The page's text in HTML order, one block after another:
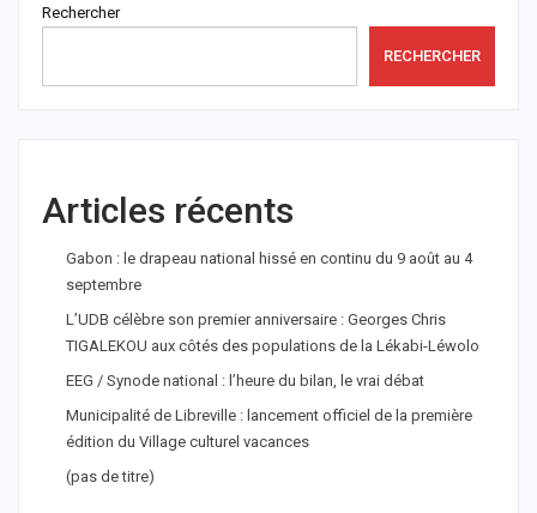
Rechercher
RECHERCHER
Articles récents
Gabon : le drapeau national hissé en continu du 9 août au 4
septembre
L’UDB célèbre son premier anniversaire : Georges Chris
TIGALEKOU aux côtés des populations de la Lékabi-Léwolo
EEG / Synode national : l’heure du bilan, le vrai débat
Municipalité de Libreville : lancement officiel de la première
édition du Village culturel vacances
(pas de titre)